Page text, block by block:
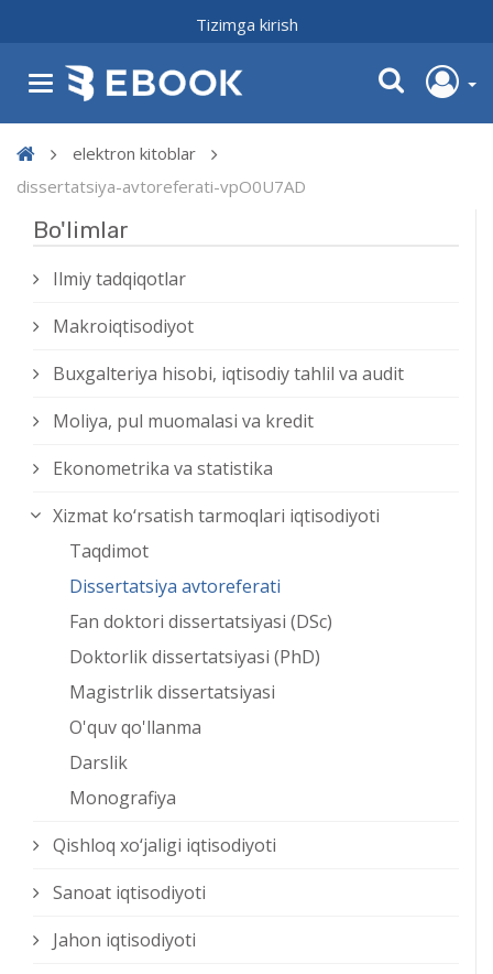
Tizimga kirish
elektron kitoblar
dissertatsiya-avtoreferati-vpO0U7AD
Bo'limlar
Ilmiy tadqiqotlar
Makroiqtisodiyot
Buxgalteriya hisobi, iqtisodiy tahlil va audit
Moliya, pul muomalasi va kredit
Ekonometrika va statistika
Xizmat kо‘rsatish tarmoqlari iqtisodiyoti
Taqdimot
Dissertatsiya avtoreferati
Fan doktori dissertatsiyasi (DSc)
Doktorlik dissertatsiyasi (PhD)
Magistrlik dissertatsiyasi
O'quv qo'llanma
Darslik
Monografiya
Qishloq xо‘jaligi iqtisodiyoti
Sanoat iqtisodiyoti
Jahon iqtisodiyoti